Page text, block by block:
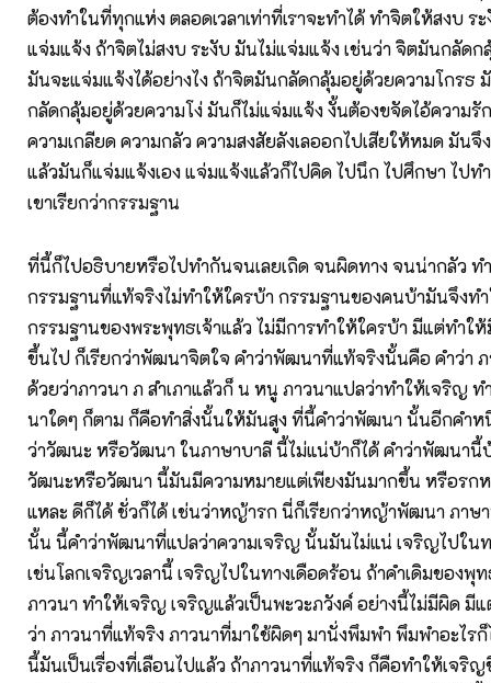
ต้องทำในที่ทุกแห่ง ตลอดเวลาเท่าที่เราจะทำได้ ทำจิตให้สงบ ร
แจ่มแจ้ง ถ้าจิตไม่สงบ ระงับ มันไม่แจ่มแจ้ง เช่นว่า จิตมันกลัด
มันจะแจ่มแจ้งได้อย่างไง ถ้าจิตมันกลัดกลุ้มอยู่ด้วยความโกรธ
กลัดกลุ้มอยู่ด้วยความโง่ มันก็ไม่แจ่มแจ้ง งั้นต้องขจัดไอ้ความรั
ความเกลียด ความกลัว ความสงสัยลังเลออกไปเสียให้หมด มันจึ
แล้วมันก็แจ่มแจ้งเอง แจ่มแจ้งแล้วก็ไปคิด ไปนึก ไปศึกษา ไปท
เขาเรียกว่ากรรมฐาน
ที่นี้ก็ไปอธิบายหรือไปทำกันจนเลยเถิด จนผิดทาง จนน่ากลัว ทำ
กรรมฐานที่แท้จริงไม่ทำให้ใครบ้า กรรมฐานของคนบ้ามันจึงท
กรรมฐานของพระพุทธเจ้าแล้ว ไม่มีการทำให้ใครบ้า มีแต่ทำใ
ขึ้นไป ก็เรียกว่าพัฒนาจิตใจ คำว่าพัฒนาที่แท้จริงนั้นคือ คำว่า ภ
ด้วยว่าภาวนา ภ สำเภาแล้วก็ น หนู ภาวนาแปลว่าทำให้เจริญ ท
นาใดๆ ก็ตาม ก็คือทำสิ่งนั้นให้มันสูง ที่นี้คำว่าพัฒนา นั้นอีกคำห
ว่าวัฒนะ หรือวัฒนา ในภาษาบาลี นี้ไม่แน่บ้าก็ได้ คำว่าพัฒนานี้บ้
วัฒนะหรือวัฒนา นี้มันมีความหมายแต่เพียงมันมากขึ้น หรือรก
แหละ ดีก็ได้ ชั่วก็ได้ เช่นว่าหญ้ารก นี่ก็เรียกว่าหญ้าพัฒนา ภาษา
นั้น นี้คำว่าพัฒนาที่แปลว่าความเจริญ นั้นมันไม่แน่ เจริญไปในท
เช่นโลกเจริญเวลานี้ เจริญไปในทางเดือดร้อน ถ้าคำเดิมของพุ
ภาวนา ทำให้เจริญ เจริญแล้วเป็นพะวะภวังค์ อย่างนี้ไม่มีผิด มี
ว่า ภาวนาที่แท้จริง ภาวนาที่มาใช้ผิดๆ มานั่งพึมพำ พึมพำอะไรก็
นี้มันเป็นเรื่องที่เลือนไปแล้ว ถ้าภาวนาที่แท้จริง ก็คือทำให้เจริ